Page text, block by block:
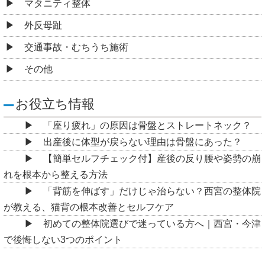
マタニティ整体
外反母趾
交通事故・むちうち施術
その他
お役立ち情報
「座り疲れ」の原因は骨盤とストレートネック？
出産後に体型が戻らない理由は骨盤にあった？
【簡単セルフチェック付】産後の反り腰や姿勢の崩
れを根本から整える方法
「背筋を伸ばす」だけじゃ治らない？西宮の整体院
が教える、猫背の根本改善とセルフケア
初めての整体院選びで迷っている方へ｜西宮・今津
で後悔しない3つのポイント